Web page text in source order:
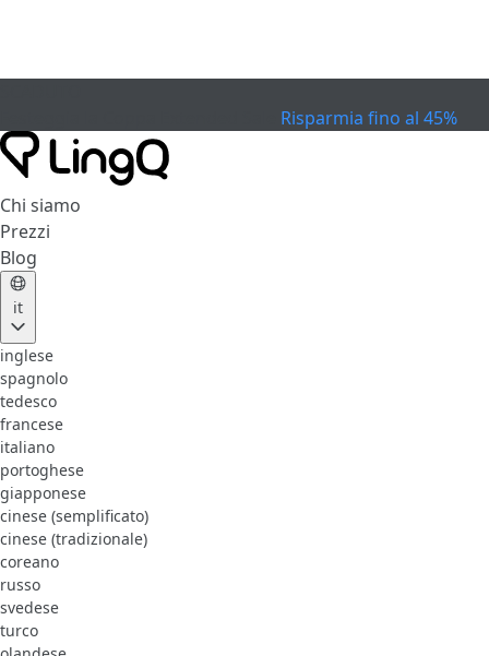
Risparmia fino al 45%
Chi siamo
Prezzi
Blog
it
inglese
spagnolo
tedesco
francese
italiano
portoghese
giapponese
cinese (semplificato)
cinese (tradizionale)
coreano
russo
svedese
turco